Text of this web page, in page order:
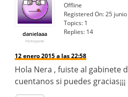
danielaaa
Participante
Offline
Registered On:25
Topics: 1
Replies: 14
12 enero 2015 a las 22:58
Hola Nera , fuiste al gabinete
cuentanos si puedes gracias¡¡¡